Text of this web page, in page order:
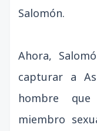
Salomón.
Ahora,
capturar a
hombre
miembro